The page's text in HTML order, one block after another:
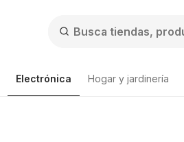
Electrónica Hogar y jardinería